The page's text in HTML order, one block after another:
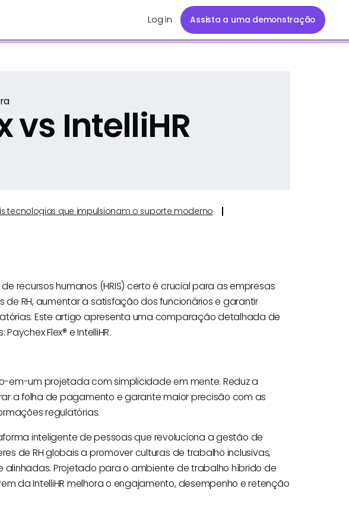
Log in Assista a uma demonstração
vs IntelliHR
tecnologias que impulsionam o suporte moderno
recursos humanos (HRIS) certo é crucial para as empresas
de RH, aumentar a satisfação dos funcionários e garantir
Este artigo apresenta uma comparação detalhada de
Flex® e IntelliHR.
em-um projetada com simplicidade em mente. Reduz a
a folha de pagamento e garante maior precisão com as
regulatórias.
inteligente de pessoas que revoluciona a gestão de
de RH globais a promover culturas de trabalho inclusivas,
Projetado para o ambiente de trabalho híbrido de
da IntelliHR melhora o engajamento, desempenho e retenção